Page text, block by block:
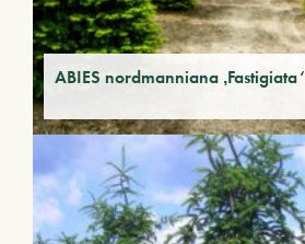
ABIES nordmanniana ‚Fastigiata‘